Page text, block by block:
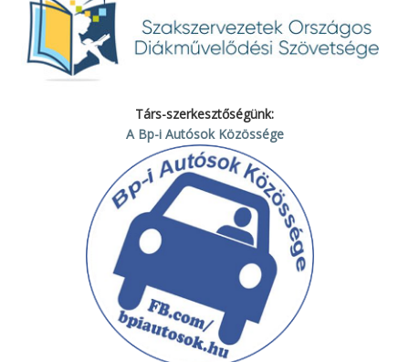
Társ-szerkesztőségünk:
A Bp-i Autósok Közössége